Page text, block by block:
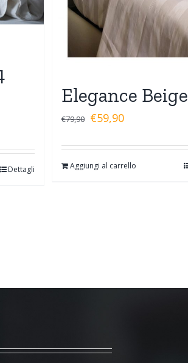
Dettagli
Elegance Beige
€79,90 €59,90
Aggiungi al carrello